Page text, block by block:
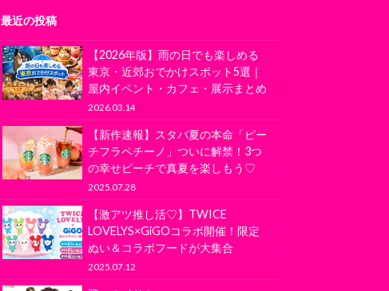
最近の投稿
【2026年版】雨の日でも楽しめる
東京・近郊おでかけスポット5選｜
屋内イベント・カフェ・展示まとめ
2026.03.14
【新作速報】スタバ夏の本命「ピー
チフラペチーノ」ついに解禁！3つ
の幸せピーチで真夏を楽しもう♡
2025.07.28
【激アツ推し活♡】TWICE
LOVELYS×GiGOコラボ開催！限定
ぬい＆コラボフードが大集合
2025.07.12